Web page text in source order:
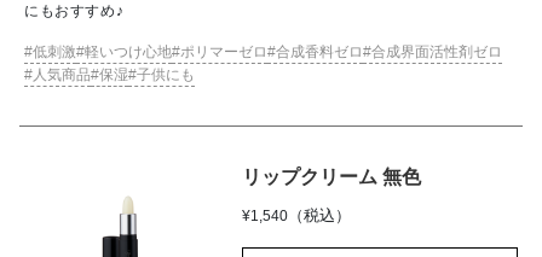
にもおすすめ♪
低刺激 軽いつけ心地 ポリマーゼロ 合成香料ゼロ
合成界面活性剤ゼロ
人気商品 保湿 子供にも
リップクリーム 無色
¥1,540 （税込）